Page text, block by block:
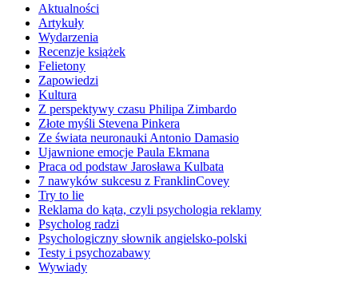
Aktualności
Artykuły
Wydarzenia
Recenzje książek
Felietony
Zapowiedzi
Kultura
Z perspektywy czasu Philipa Zimbardo
Złote myśli Stevena Pinkera
Ze świata neuronauki Antonio Damasio
Ujawnione emocje Paula Ekmana
Praca od podstaw Jarosława Kulbata
7 nawyków sukcesu z FranklinCovey
Try to lie
Reklama do kąta, czyli psychologia reklamy
Psycholog radzi
Psychologiczny słownik angielsko-polski
Testy i psychozabawy
Wywiady